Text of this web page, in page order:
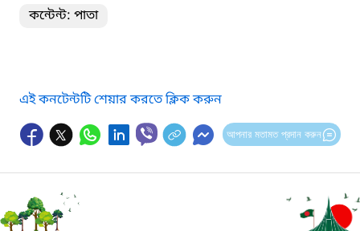
কন্টেন্ট: পাতা
এই কনটেন্টটি শেয়ার করতে ক্লিক করুন
আপনার মতামত প্রদান করুন